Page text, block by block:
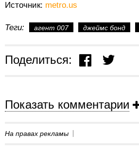
Источник: metro.us
Теги: агент 007 джеймс бонд
Поделиться:
Показать комментарии
На правах рекламы